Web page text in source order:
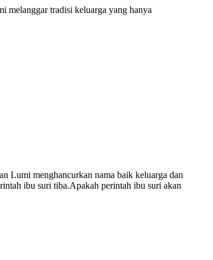
melanggar tradisi keluarga yang hanya
Lumi menghancurkan nama baik keluarga dan
ibu suri tiba.Apakah perintah ibu suri akan